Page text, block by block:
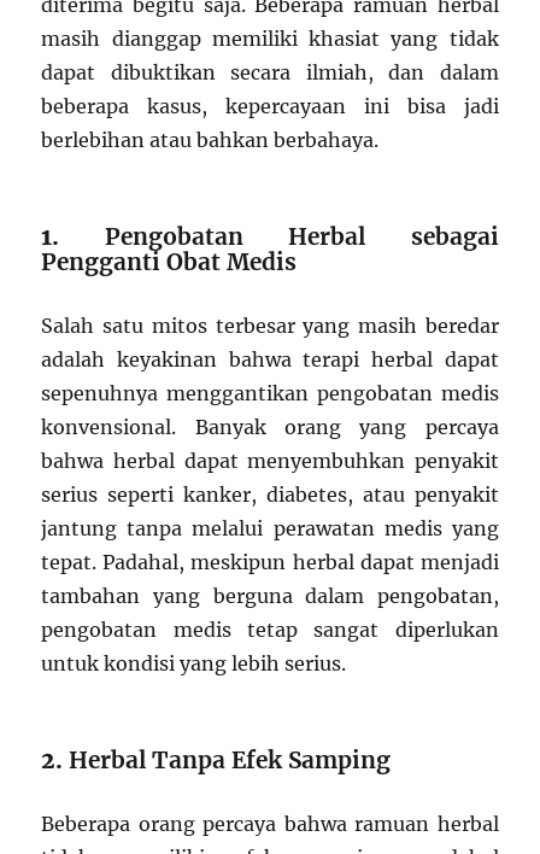
diterima begitu saja. Beberapa ramuan herbal
masih dianggap memiliki khasiat yang tidak
dapat dibuktikan secara ilmiah, dan dalam
beberapa kasus, kepercayaan ini bisa jadi
berlebihan atau bahkan berbahaya.
1. Pengobatan Herbal sebagai
Pengganti Obat Medis
Salah satu mitos terbesar yang masih beredar
adalah keyakinan bahwa terapi herbal dapat
sepenuhnya menggantikan pengobatan medis
konvensional. Banyak orang yang percaya
bahwa herbal dapat menyembuhkan penyakit
serius seperti kanker, diabetes, atau penyakit
jantung tanpa melalui perawatan medis yang
tepat. Padahal, meskipun herbal dapat menjadi
tambahan yang berguna dalam pengobatan,
pengobatan medis tetap sangat diperlukan
untuk kondisi yang lebih serius.
2.Herbal Tanpa Efek Samping
Beberapa orang percaya bahwa ramuan herbal